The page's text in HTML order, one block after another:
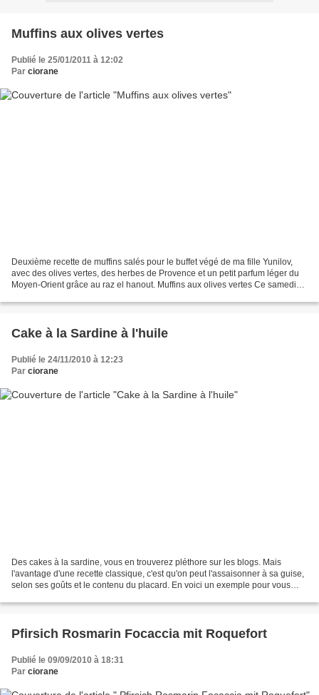
Muffins aux olives vertes
Publié le 25/01/2011 à 12:02
Par ciorane
Deuxième recette de muffins salés pour le buffet végé de ma fille Yunilov,
avec des olives vertes, des herbes de Provence et un petit parfum léger du
Moyen-Orient grâce au raz el hanout. Muffins aux olives vertes Ce samedi
Cake à la Sardine à l'huile
Publié le 24/11/2010 à 12:23
Par ciorane
Des cakes à la sardine, vous en trouverez pléthore sur les blogs. Mais
l'avantage d'une recette classique, c'est qu'on peut l'assaisonner à sa guise,
selon ses goûts et le contenu du placard. En voici un exemple pour vous
Pfirsich Rosmarin Focaccia mit Roquefort
Publié le 09/09/2010 à 18:31
Par ciorane